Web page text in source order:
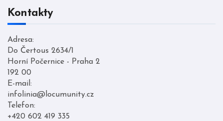
Kontakty
Adresa:
Do Čertous 2634/1
Horní Počernice - Praha 2
192 00
E-mail:
infolinia@locumunity.cz
Telefon:
+420 602 419 335